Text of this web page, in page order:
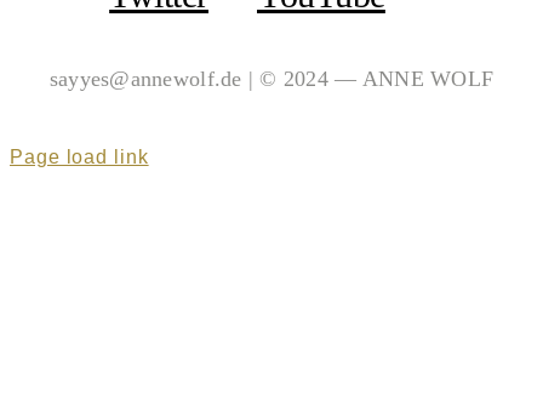
sayyes@annewolf.de | © 2024 — ANNE WOLF
Page load link